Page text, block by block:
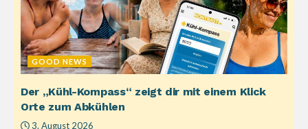
GOOD NEWS
Der „Kühl-Kompass“ zeigt dir mit einem Klick
Orte zum Abkühlen
3. August 2026